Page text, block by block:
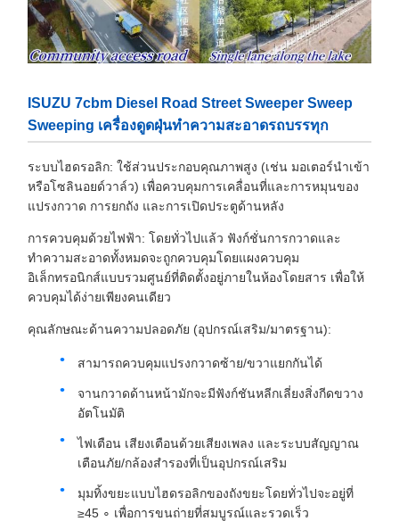
ISUZU 7cbm Diesel Road Street Sweeper Sweep
Sweeping เครื่องดูดฝุ่นทำความสะอาดรถบรรทุก
ระบบไฮดรอลิก: ใช้ส่วนประกอบคุณภาพสูง (เช่น มอเตอร์นำเข้า
หรือโซลินอยด์วาล์ว) เพื่อควบคุมการเคลื่อนที่และการหมุนของ
แปรงกวาด การยกถัง และการเปิดประตูด้านหลัง
การควบคุมด้วยไฟฟ้า: โดยทั่วไปแล้ว ฟังก์ชั่นการกวาดและ
ทำความสะอาดทั้งหมดจะถูกควบคุมโดยแผงควบคุม
อิเล็กทรอนิกส์แบบรวมศูนย์ที่ติดตั้งอยู่ภายในห้องโดยสาร เพื่อให้
ควบคุมได้ง่ายเพียงคนเดียว
คุณลักษณะด้านความปลอดภัย (อุปกรณ์เสริม/มาตรฐาน):
สามารถควบคุมแปรงกวาดซ้าย/ขวาแยกกันได้
จานกวาดด้านหน้ามักจะมีฟังก์ชันหลีกเลี่ยงสิ่งกีดขวาง
อัตโนมัติ
ไฟเตือน เสียงเตือนด้วยเสียงเพลง และระบบสัญญาณ
เตือนภัย/กล้องสำรองที่เป็นอุปกรณ์เสริม
มุมทิ้งขยะแบบไฮดรอลิกของถังขยะโดยทั่วไปจะอยู่ที่
≥45 ∘ เพื่อการขนถ่ายที่สมบูรณ์และรวดเร็ว